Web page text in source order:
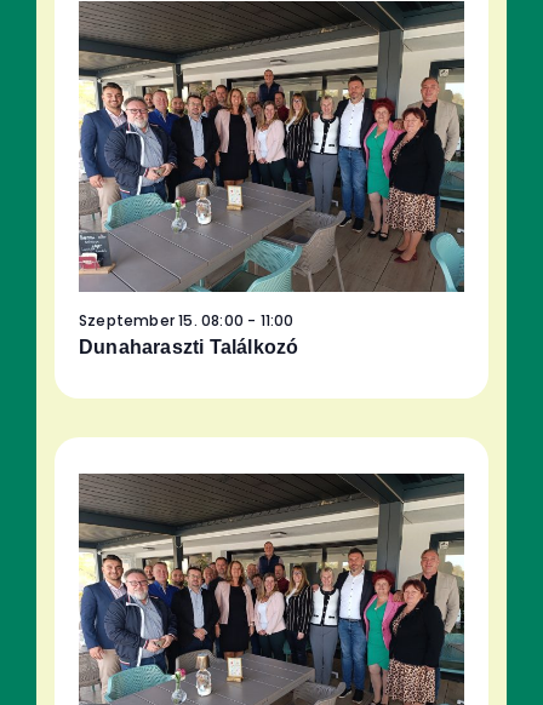
Dunaharaszti Találkozó
Szeptember 15. 08:00 - 11:00